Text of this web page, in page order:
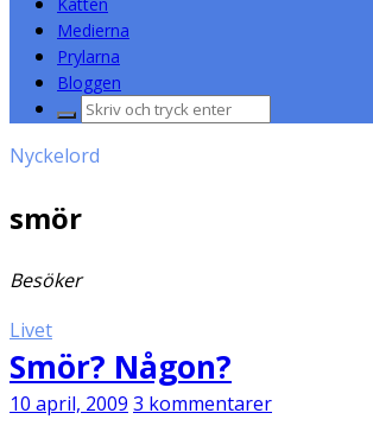
Medierna
Prylarna
Bloggen
Sök
Nyckelord
smör
Besöker
Livet
Smör? Någon?
10 april, 2009 3 kommentarer